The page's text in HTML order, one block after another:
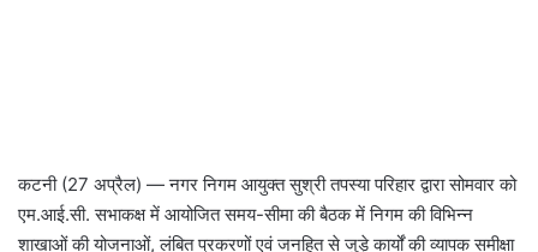
कटनी (27 अप्रैल) — नगर निगम आयुक्त सुश्री तपस्या परिहार द्वारा सोमवार को
एम.आई.सी. सभाकक्ष में आयोजित समय-सीमा की बैठक में निगम की विभिन्न
शाखाओं की योजनाओं, लंबित प्रकरणों एवं जनहित से जुड़े कार्यों की व्यापक समीक्षा